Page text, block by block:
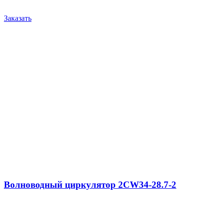
Заказать
Волноводный циркулятор 2CW34-28.7-2